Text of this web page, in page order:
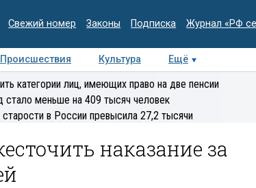
Свежий номер Законы Подписка Журнал «РФ
Происшествия Культура
Ещё
Интервью Колумнисты
категории лиц, имеющих право на две пенсии
стало меньше на 409 тысяч человек
в России превысила 27,2 тысячи
наказание за